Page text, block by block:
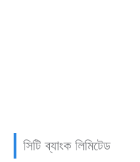
সিটি ব্যাংক লিমিটেড